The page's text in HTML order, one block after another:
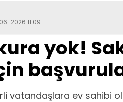
2026 11:09
yok!
vatandaşlara ev sahibi